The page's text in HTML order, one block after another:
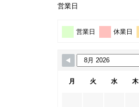
営業日
営業日 休業日
月 火 水 木